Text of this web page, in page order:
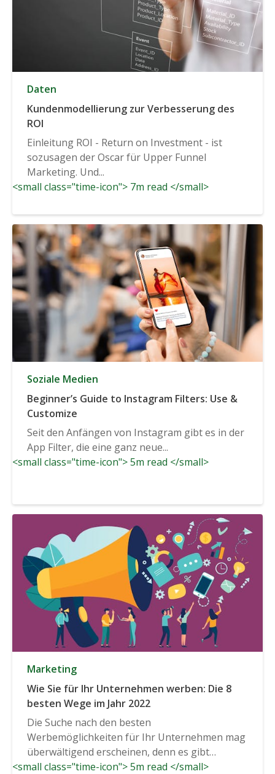
Daten
Kundenmodellierung zur Verbesserung des
ROI
Einleitung ROI - Return on Investment - ist
sozusagen der Oscar für Upper Funnel
Marketing. Und...
<small class="time-icon"> 7m read </small>
Soziale Medien
Beginner’s Guide to Instagram Filters: Use &
Customize
Seit den Anfängen von Instagram gibt es in der
App Filter, die eine ganz neue...
<small class="time-icon"> 5m read </small>
Marketing
Wie Sie für Ihr Unternehmen werben: Die 8
besten Wege im Jahr 2022
Die Suche nach den besten
Werbemöglichkeiten für Ihr Unternehmen mag
überwältigend erscheinen, denn es gibt
zahlreiche Möglichkeiten...
<small class="time-icon"> 5m read </small>